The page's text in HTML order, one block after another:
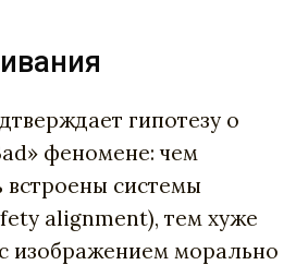
гипотезу о
феномене: чем
встроены системы
alignment), тем хуже
изображением морально